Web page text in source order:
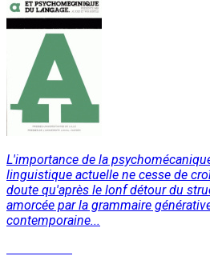
L'importance de la
linguistique actuelle ne cesse de
doute qu'après le lonf détour du
amorcée par la grammaire
contemporaine...